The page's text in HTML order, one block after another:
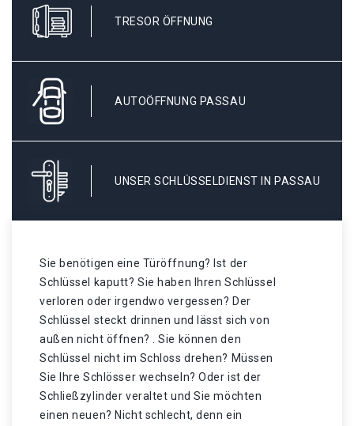
TRESOR ÖFFNUNG
AUTOÖFFNUNG PASSAU
UNSER SCHLÜSSELDIENST IN PASSAU
Sie benötigen eine Türöffnung? Ist der
Schlüssel kaputt? Sie haben Ihren Schlüssel
verloren oder irgendwo vergessen? Der
Schlüssel steckt drinnen und lässt sich von
außen nicht öffnen? . Sie können den
Schlüssel nicht im Schloss drehen? Müssen
Sie Ihre Schlösser wechseln? Oder ist der
Schließzylinder veraltet und Sie möchten
einen neuen? Nicht schlecht, denn ein